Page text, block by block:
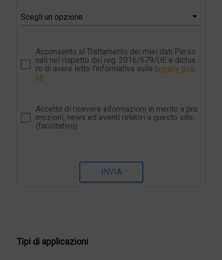
Scegli un opzione
Acconsento al Trattamento dei miei dati Perso
nali nel rispetto del reg. 2016/679/UE e dichia
ro di avere letto l'informativa sulla privacy poli
cy
Accetto di ricevere informazioni in merito a pro
mozioni, news ed eventi relativi a questo sito.
(facoltativo)
INVIA
Tipi di applicazioni